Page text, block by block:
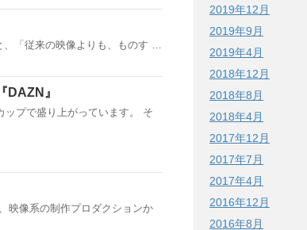
、「従来の映像よりも、ものす …
DAZN』
ップで盛り上がっています。 そ
映像系の制作プロダクションか
2019年12月
2019年9月
2019年4月
2018年12月
2018年8月
2018年4月
2017年12月
2017年7月
2017年4月
2016年12月
2016年8月